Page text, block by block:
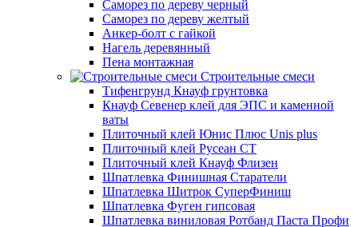
Саморез по дереву черный
Саморез по дереву желтый
Анкер-болт с гайкой
Нагель деревянный
Пена монтажная
Строительные смеси
Тифенгрунд Кнауф грунтовка
Кнауф Севенер клей для ЭПС и каменной
ваты
Плиточный клей Юнис Плюс Unis plus
Плиточный клей Русеан СТ
Плиточный клей Кнауф Флизен
Шпатлевка Финишная Старатели
Шпатлевка Шитрок СуперФиниш
Шпатлевка Фуген гипсовая
Шпатлевка виниловая Ротбанд Паста Профи